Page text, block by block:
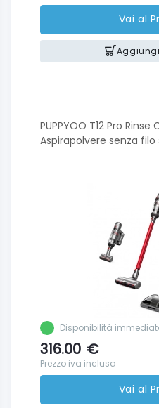
Vai al
PUPPYOO T12 Pro
Aspirapolvere senza
Disponibilità
316.00 €
Prezzo iva inclusa
Vai al